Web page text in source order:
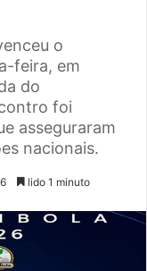
o
feira, em
do
foi
asseguraram
nacionais.
6 lido 1 minuto